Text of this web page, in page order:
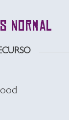
Normal